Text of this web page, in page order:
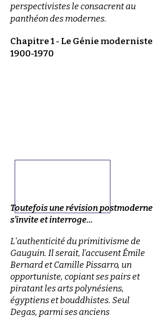
perspectivistes le consacrent au
panthéon des modernes.
Chapitre 1 - Le Génie moderniste
1900-1970
Toutefois une révision postmoderne
s’invite et interroge...
L'authenticité du primitivisme de
Gauguin. Il serait, l’accusent Émile
Bernard et Camille Pissarro, un
opportuniste, copiant ses pairs et
piratant les arts polynésiens,
égyptiens et bouddhistes. Seul
Degas, parmi ses anciens